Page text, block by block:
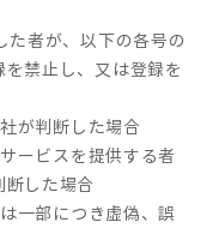
た者が、以下の各号の
禁止し、又は登録を
が判断した場合
ービスを提供する者
断した場合
一部につき虚偽、誤